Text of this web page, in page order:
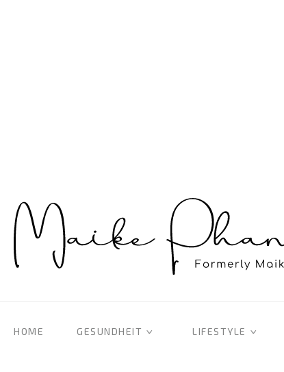
HOME GESUNDHEIT LIFESTYLE